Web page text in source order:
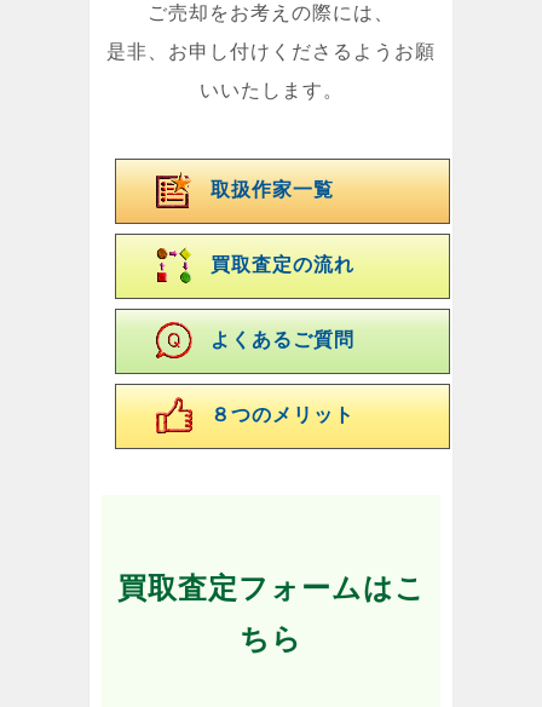
ご売却をお考えの際には、
是非、お申し付けくださるようお願
いいたします。
取扱作家一覧
買取査定の流れ
よくあるご質問
８つのメリット
買取査定フォームはこ
ちら